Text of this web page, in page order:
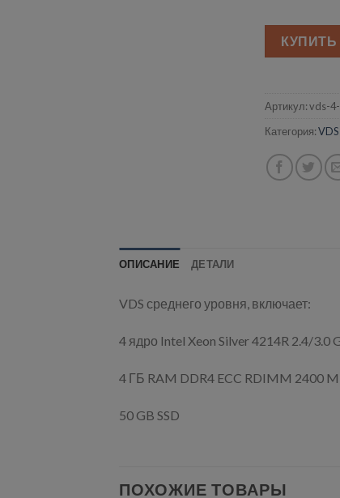
КУПИТЬ
Артикул:vds-
Категория:VDS
ОПИСАНИЕ ДЕТАЛИ
VDS среднего уровня, включает:
4 ядро Intel Xeon Silver 4214R 2.4/3.0
4 ГБ RAM DDR4 ECC RDIMM 2400
50 GB SSD
ПОХОЖИЕ ТОВАРЫ